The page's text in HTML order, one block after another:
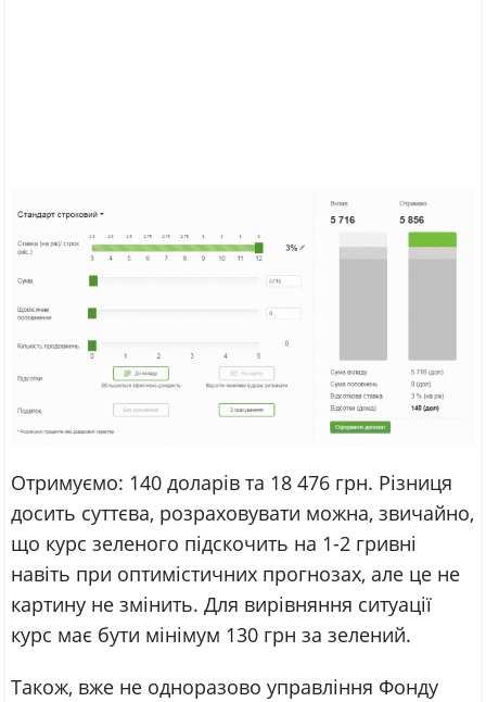
Отримуємо: 140 доларів та 18 476 грн. Різниця
досить суттєва, розраховувати можна, звичайно,
що курс зеленого підскочить на 1-2 гривні
навіть при оптимістичних прогнозах, але це не
картину не змінить. Для вирівняння ситуації
курс має бути мінімум 130 грн за зелений.
Також, вже не одноразово управління Фонду